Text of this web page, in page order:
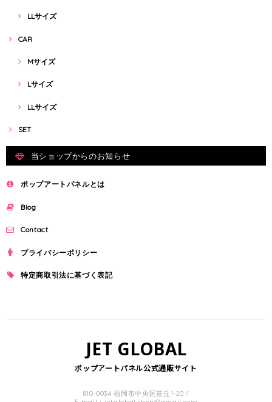
LLサイズ
CAR
Mサイズ
Lサイズ
LLサイズ
SET
当ショップからのお知らせ
ポップアートパネルとは
Blog
Contact
プライバシーポリシー
特定商取引法に基づく表記
JET GLOBAL
ポップアートパネル公式通販サイト
810-0034 福岡市中央区笹丘1-20-1